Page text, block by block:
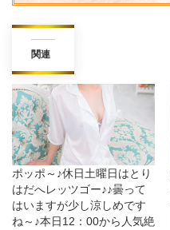
関連
ポッポ～♪休日土曜日はとり
はだへレッツゴー♪♪曇って
はいますが少し涼しめです
ね～♪本日12：00から人気絶